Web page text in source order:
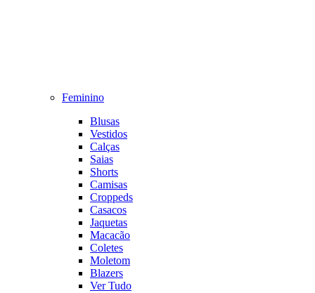
Feminino
Blusas
Vestidos
Calças
Saias
Shorts
Camisas
Croppeds
Casacos
Jaquetas
Macacão
Coletes
Moletom
Blazers
Ver Tudo